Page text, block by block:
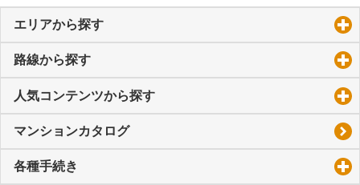
エリアから探す
路線から探す
人気コンテンツから探す
マンションカタログ
各種手続き